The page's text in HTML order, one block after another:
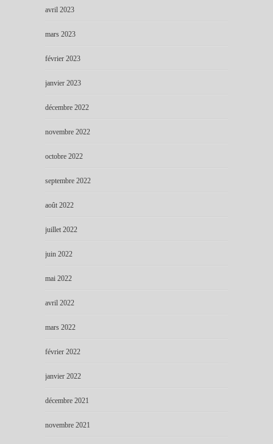
avril 2023
mars 2023
février 2023
janvier 2023
décembre 2022
novembre 2022
octobre 2022
septembre 2022
août 2022
juillet 2022
juin 2022
mai 2022
avril 2022
mars 2022
février 2022
janvier 2022
décembre 2021
novembre 2021